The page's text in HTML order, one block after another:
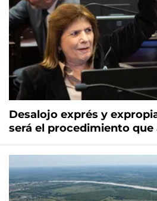
Desalojo exprés y
será el procedimiento que